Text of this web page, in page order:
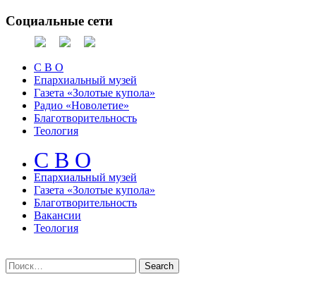
Социальные сети
С В О
Епархиальный музей
Газета «Золотые купола»
Радио «Новолетие»
Благотворительность
Теология
С В О
Епархиальный музeй
Газета «Золотые купола»
Благотворительность
Вакансии
Теология